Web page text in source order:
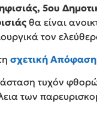
5ου
θα είναι
τον
σχετική
τυχόν
των